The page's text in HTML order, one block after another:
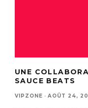
UNE
SAUCE BEATS
VIPZONE · AOÛT 24,